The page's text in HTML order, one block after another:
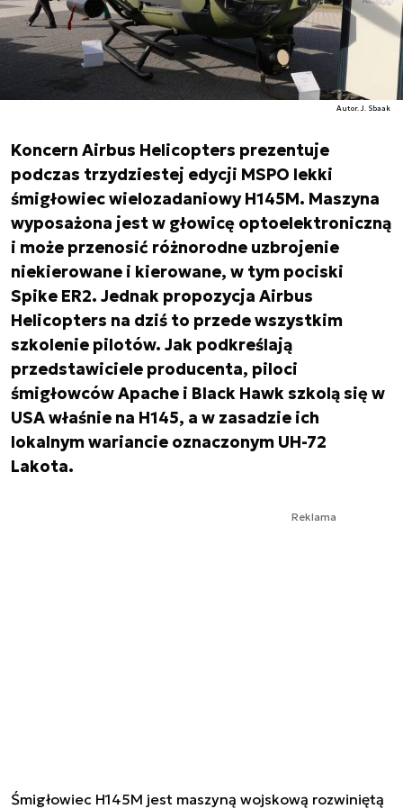
Autor. J. Sbaak
Koncern Airbus Helicopters prezentuje
podczas trzydziestej edycji MSPO lekki
śmigłowiec wielozadaniowy H145M. Maszyna
wyposażona jest w głowicę optoelektroniczną
i może przenosić różnorodne uzbrojenie
niekierowane i kierowane, w tym pociski
Spike ER2. Jednak propozycja Airbus
Helicopters na dziś to przede wszystkim
szkolenie pilotów. Jak podkreślają
przedstawiciele producenta, piloci
śmigłowców Apache i Black Hawk szkolą się w
USA właśnie na H145, a w zasadzie ich
lokalnym wariancie oznaczonym UH-72
Lakota.
Reklama
Śmigłowiec H145M jest maszyną wojskową rozwiniętą